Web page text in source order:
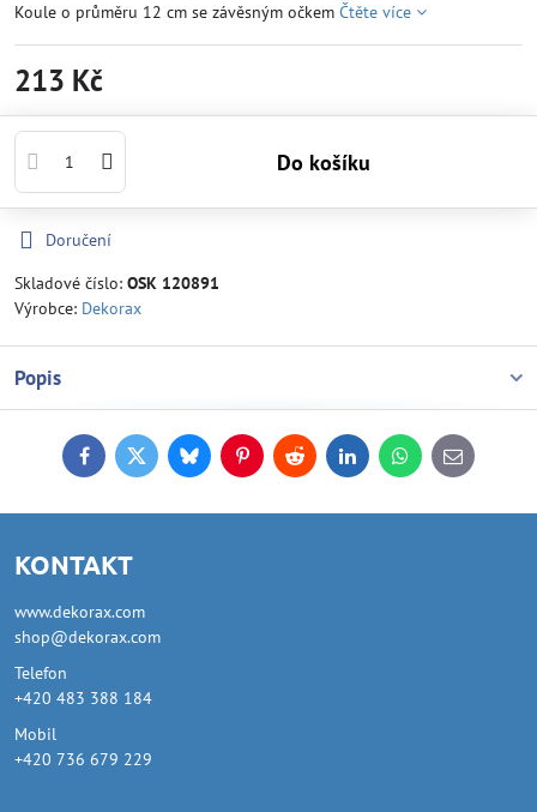
Koule o průměru 12 cm se závěsným očkem Čtěte více
213 Kč
Do košíku
Doručení
Skladové číslo: OSK 120891
Výrobce: Dekorax
Popis
FacebookTwitterBlueskyPinterestReddit LinkedInWhatsApp
E-
mail
KONTAKT
www.dekorax.com
shop@dekorax.com
Telefon
+420 483 388 184
Mobil
+420 736 679 229